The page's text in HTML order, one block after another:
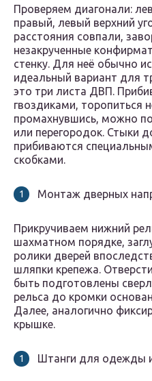
Проверяем диагонали:
правый, левый верхний
расстояния совпали,
незакрученные
стенку. Для неё обычно
идеальный вариант для
это три листа ДВП.
гвоздиками, торопиться
промахнувшись, можно
или перегородок. Стыки
прибиваются
скобками.
Монтаж дверных
Прикручиваем нижний
шахматном порядке,
ролики дверей
шляпки крепежа.
быть подготовлены
рельса до кромки
Далее, аналогично
крышке.
Штанги для одежды